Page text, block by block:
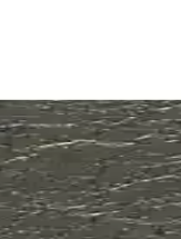
sessiz silme sağlar.